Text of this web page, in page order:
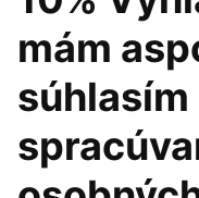
mám
súhlasím